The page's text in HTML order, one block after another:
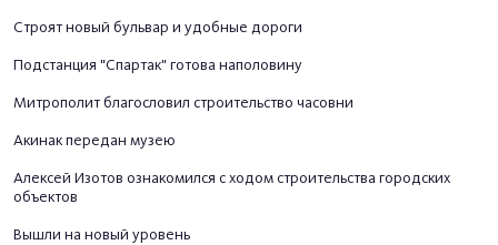
Строят новый бульвар и удобные дороги
Подстанция "Спартак" готова наполовину
Митрополит благословил строительство часовни
Акинак передан музею
Алексей Изотов ознакомился с ходом строительства городских
объектов
Вышли на новый уровень